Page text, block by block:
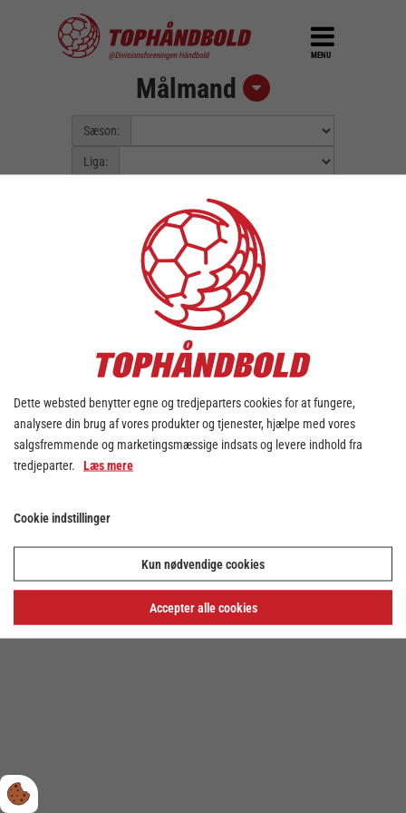
MENU
Målmand
Sæson:
Liga:
Kunne ikke finde data for valgt
Privatlivs- og cookiepolitik
Dette websted benytter egne og tredjeparters cookies for at fungere,
analysere din brug af vores produkter og tjenester, hjælpe med vores
salgsfremmende og marketingsmæssige indsats og levere indhold fra
tredjeparter. Læs mere
Cookie indstillinger
Kun nødvendige cookies
Accepter alle cookies